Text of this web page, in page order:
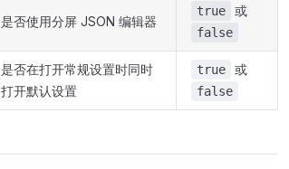
是否使用分屏 JSON 编辑器
true 或
false
是否在打开常规设置时同时
打开默认设置
true 或
false